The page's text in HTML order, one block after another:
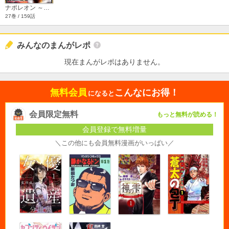
ナポレオン ～覇道進撃～
27巻 / 159話
みんなのまんがレポ
現在まんがレポはありません。
無料会員 になると こんなにお得！
会員限定無料 もっと無料が読める！
会員登録で無料増量
＼この他にも会員無料漫画がいっぱい／